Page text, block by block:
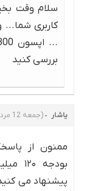
سلام وقت
کاربری شما...
بررسی کنید
یاشار (جمعه 12 مرداد 1403 - 11:52)
ممنون از
پیشنهاد می